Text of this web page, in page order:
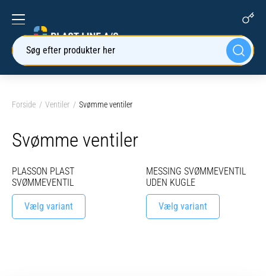
Søg efter produkter her
Forside Ventiler Svømme ventiler
Svømme ventiler
PLASSON PLAST
SVØMMEVENTIL
Vælg variant
MESSING SVØMMEVENTIL
UDEN KUGLE
Vælg variant